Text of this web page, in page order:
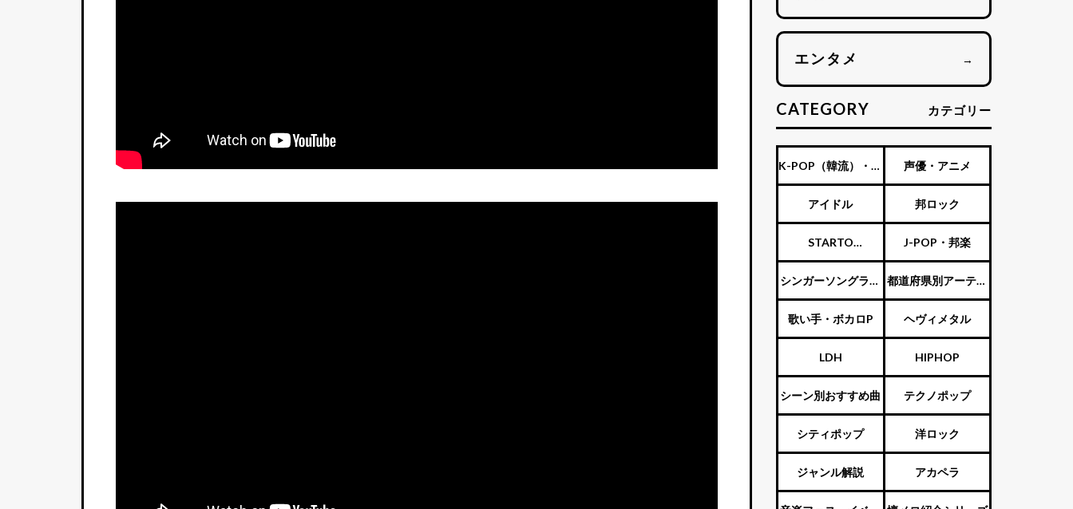
エンタメ →
CATEGORY カテゴリー
K-POP（韓流）・海
外アーティスト
声優・アニメ
アイドル 邦ロック
STARTO
ENTERTAINMENT（旧
ジャニーズ）
J-POP・邦楽
シンガーソングライ
ター
都道府県別アーティ
スト
歌い手・ボカロP ヘヴィメタル
LDH HIPHOP
シーン別おすすめ曲 テクノポップ
シティポップ 洋ロック
ジャンル解説 アカペラ